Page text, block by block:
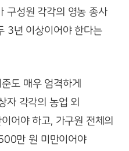
구성원 각각의 영농 종사
3년 이상이어야 한다는
도 매우 엄격하게
자 각각의 농업 외
어야 하고, 가구원 전체의
만 원 미만이어야